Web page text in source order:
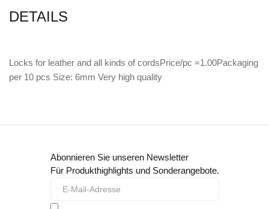
DETAILS
Locks for leather and all kinds of cordsPrice/pc =1.00Packaging
per 10 pcs Size: 6mm Very high quality
Abonnieren Sie unseren Newsletter
Für Produkthighlights und Sonderangebote.